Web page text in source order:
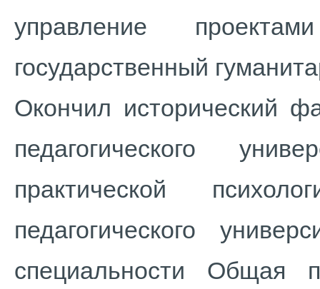
управление
государственный
Окончил исторический
педагогического
практической
педагогического
специальности Общая